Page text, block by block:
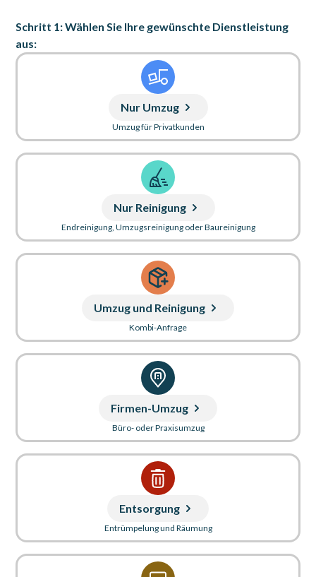
Schritt 1: Wählen Sie Ihre gewünschte Dienstleistung
aus:
Nur Umzug
Umzug für Privatkunden
Nur Reinigung
Endreinigung, Umzugsreinigung oder Baureinigung
Umzug und Reinigung
Kombi-Anfrage
Firmen-Umzug
Büro- oder Praxisumzug
Entsorgung
Entrümpelung und Räumung